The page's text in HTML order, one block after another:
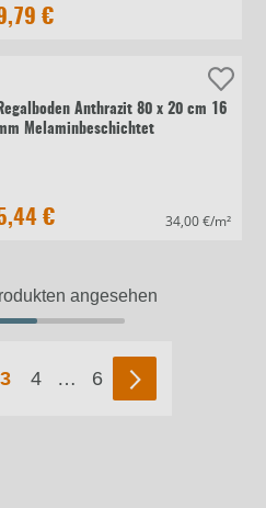
€
Regalboden Anthrazit 80 x 20 cm 16
Melaminbeschichtet
€ 34,00 €/m²
angesehen
3 4 … 6